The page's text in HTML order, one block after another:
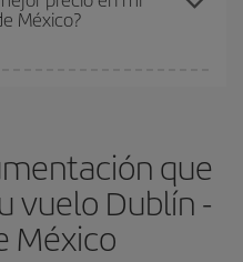
estén disponibles o se
México?
que
vuelo Dublín -
México